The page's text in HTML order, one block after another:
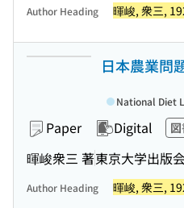
Author Heading 暉峻, 衆三,
日本農業問
Paper Digital
暉峻衆三 著東京大学出版
National Diet
Author Heading 暉峻, 衆三,